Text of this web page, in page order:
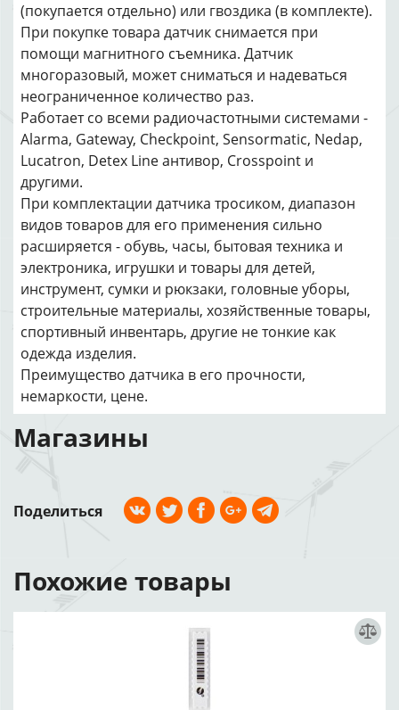
(покупается отдельно) или гвоздика (в комплекте).
При покупке товара датчик снимается при
помощи магнитного съемника. Датчик
многоразовый, может сниматься и надеваться
неограниченное количество раз.
Работает со всеми радиочастотными системами -
Alarma, Gateway, Checkpoint, Sensormatic, Nedap,
Lucatron, Detex Line антивор, Crosspoint и
другими.
При комплектации датчика тросиком, диапазон
видов товаров для его применения сильно
расширяется - обувь, часы, бытовая техника и
электроника, игрушки и товары для детей,
инструмент, сумки и рюкзаки, головные уборы,
строительные материалы, хозяйственные товары,
спортивный инвентарь, другие не тонкие как
одежда изделия.
Преимущество датчика в его прочности,
немаркости, цене.
Магазины
Поделиться
Похожие товары